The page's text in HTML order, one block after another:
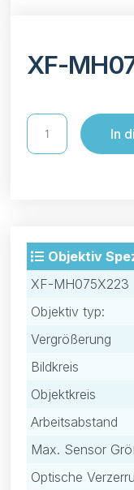
XF-
In
Objektiv
XF-MH075X223
Objektiv typ:
Vergrößerung
Bildkreis
Objektkreis
Arbeitsabstand
Max. Sensor
Optische